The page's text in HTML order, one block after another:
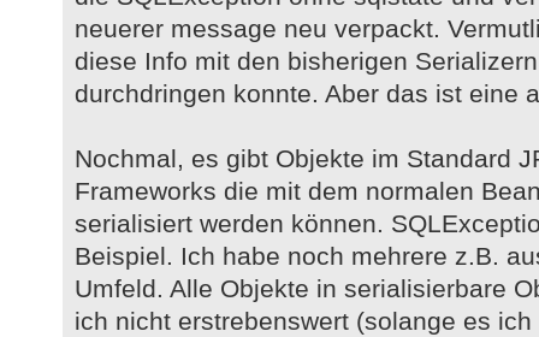
neuerer message neu verpackt.
diese Info mit den bisherigen
durchdringen konnte. Aber das ist eine
Nochmal, es gibt Objekte im Standard
Frameworks die mit dem normalen
serialisiert werden können.
Beispiel. Ich habe noch mehrere z.B.
Umfeld. Alle Objekte in serialisierbare
ich nicht erstrebenswert (solange es